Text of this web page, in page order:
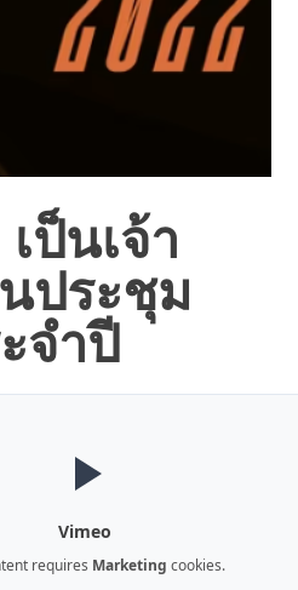
ป็นเจ้า
ประชุม
จำปี
Vimeo
requires Marketing cookies.